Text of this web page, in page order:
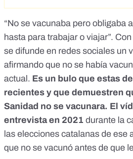
“No se vacunaba pero obligaba
hasta para trabajar o viajar”.
se difunde en redes sociales un
afirmando que no se había
actual. Es un bulo que estas
recientes y que demuestren
Sanidad no se vacunara. El
entrevista en 2021 durante la
las elecciones catalanas de ese
que no se vacunó antes de que